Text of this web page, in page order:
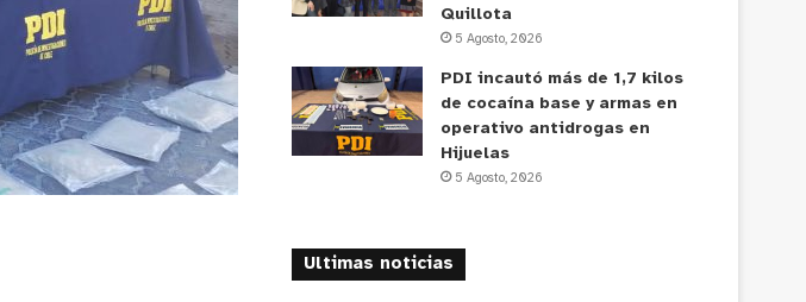
Quillota
5 Agosto, 2026
PDI incautó más de 1,7 kilos
de cocaína base y armas en
operativo antidrogas en
Hijuelas
5 Agosto, 2026
Ultimas noticias